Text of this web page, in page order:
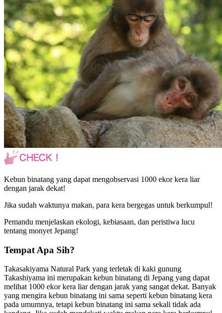
Kebun binatang yang dapat mengobservasi 1000 ekor kera liar
dengan jarak dekat!
Jika sudah waktunya makan, para kera bergegas untuk berkumpul!
Pemandu menjelaskan ekologi, kebiasaan, dan peristiwa lucu
tentang monyet Jepang!
Tempat Apa Sih?
Takasakiyama Natural Park yang terletak di kaki gunung
Takashiyama ini merupakan kebun binatang di Jepang yang dapat
melihat 1000 ekor kera liar dengan jarak yang sangat dekat. Banyak
yang mengira kebun binatang ini sama seperti kebun binatang kera
pada umumnya, tetapi kebun binatang ini sama sekali tidak ada